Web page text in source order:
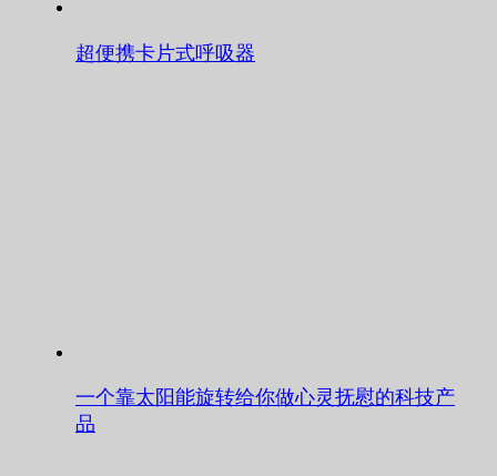
超便携卡片式呼吸器
一个靠太阳能旋转给你做心灵抚慰的科技产
品